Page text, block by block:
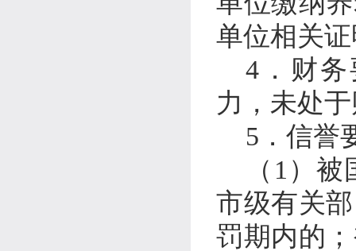
单位相关
4 ． 财
力，未处
5 ．信誉
（ 1 ）被
市级有关
罚期内的